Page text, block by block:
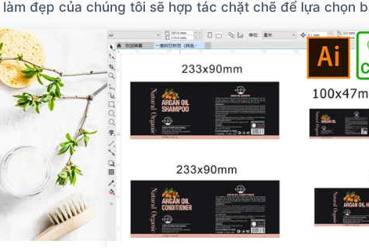
đẹp của chúng tôi sẽ hợp tác chặt chẽ để lựa chọn